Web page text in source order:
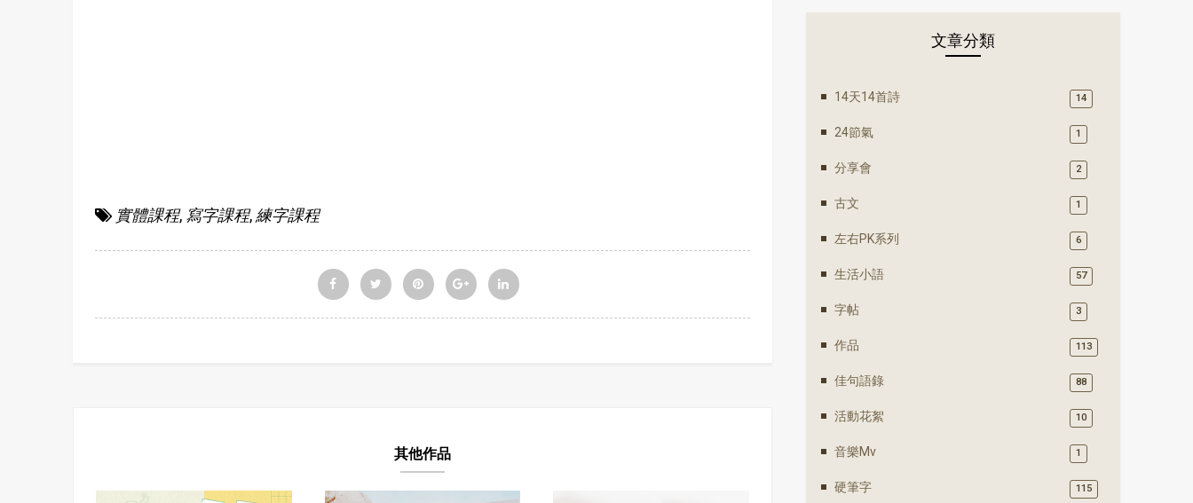
實體課程, 寫字課程, 練字課程
其他作品
文章分類
14天14首詩 14
24節氣 1
分享會 2
古文 1
左右PK系列 6
生活小語 57
字帖 3
作品 113
佳句語錄 88
活動花絮 10
音樂mv 1
硬筆字 115